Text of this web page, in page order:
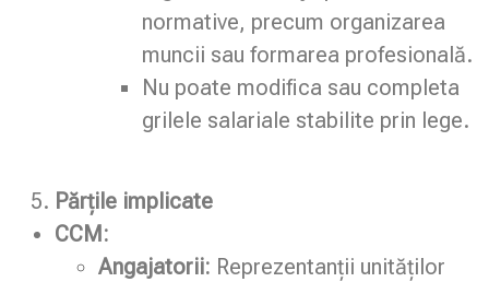
normative, precum organizarea
muncii sau formarea profesională.
Nu poate modifica sau completa
grilele salariale stabilite prin lege.
Părțile implicate
CCM:
Angajatorii: Reprezentanții unităților